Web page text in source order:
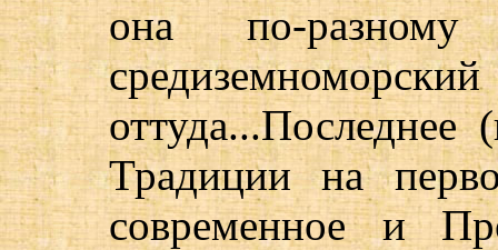
она по-разному
Традиции на
современное и